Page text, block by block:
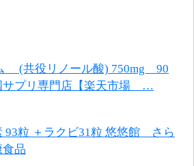
(共役リノール酸) 750mg 90
プリ専門店【楽天市場 …
93粒 ＋ラクビ31粒 悠悠館 さら
品